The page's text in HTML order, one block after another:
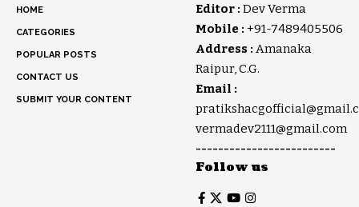
HOME
CATEGORIES
POPULAR POSTS
CONTACT US
SUBMIT YOUR CONTENT
Editor : Dev Verma
Mobile : +91-7489405506
Address : Amanaka
Raipur, C.G.
Email :
vermadev2111@gmail.com
-------------------------
Follow us